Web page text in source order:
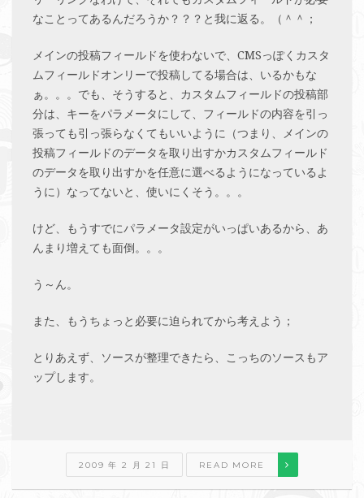
なことってあるんだろうか？？？と我に返る。（＾＾；
メインの投稿フィールドを使わないで、CMSっぽくカスタ
ムフィールドオンリーで投稿してる場合は、いるかもな
ぁ。。。でも、そうすると、カスタムフィールドの投稿部
分は、キーをパラメータにして、フィールドの内容を引っ
張っても引っ張らなくてもいいように（つまり、メインの
投稿フィールドのデータを取り出すかカスタムフィールド
のデータを取り出すかを任意に選べるようになっているよ
うに）なってないと、使いにくそう。。。
けど、もうすでにパラメータ設定がいっぱいあるから、あ
んまり増えても面倒。。。
う～ん。
また、もうちょっと必要に迫られてから考えよう；
とりあえず、ソースが整理できたら、こっちのソースもア
ップします。
2009 年 2 月 21 日 READ MORE